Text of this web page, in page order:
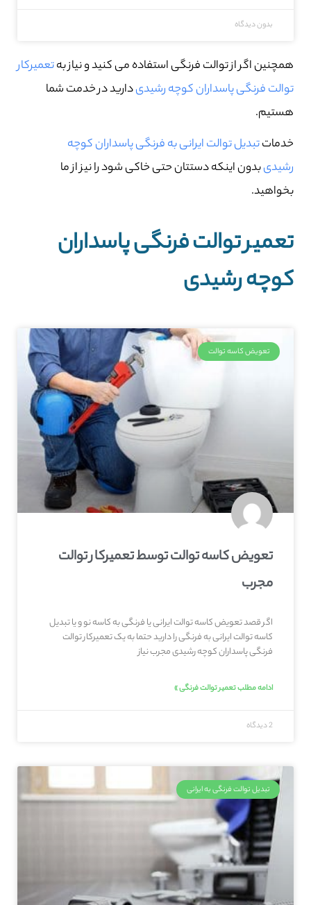
بدون دیدگاه
همچنین اگر از توالت فرنگی استفاده می کنید و نیاز بهتعمیرکار
توالت فرنگی پاسداران کوچه رشیدیدارید در خدمت شما
هستیم.
خدماتتبدیل توالت ایرانی به فرنگی پاسداران کوچه
رشیدیبدون اینکه دستتان حتی خاکی شود را نیز از ما
بخواهید.
تعمیر توالت فرنگی پاسداران
کوچه رشیدی
تعویض کاسه توالت
تعویض کاسه توالت توسط تعمیرکار توالت
مجرب
اگر قصد تعویض کاسه توالت ایرانی یا فرنگی به کاسه نو و یا تبدیل
کاسه توالت ایرانی به فرنگی را دارید حتما به یک تعمیرکار توالت
فرنگی پاسداران کوچه رشیدی مجرب نیاز
ادامه مطلب تعمیر توالت فرنگی »
2 دیدگاه
تبدیل توالت فرنگی به ایرانی